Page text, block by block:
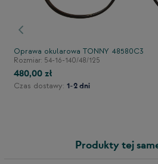
Poprzedni
Oprawa okularowa TONNY 48580C3
Rozmiar: 54-16-140/48/125
480,00 zł
Czas dostawy: 1-2 dni
Produkty tej